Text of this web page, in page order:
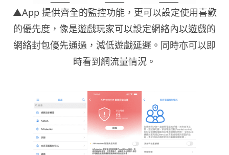
▲App 提供齊全的監控功能，更可以設定使用喜歡
的優先度，像是遊戲玩家可以設定網絡內以遊戲的
網絡封包優先通過，減低遊戲延遲。同時亦可以即
時看到網流量情況。